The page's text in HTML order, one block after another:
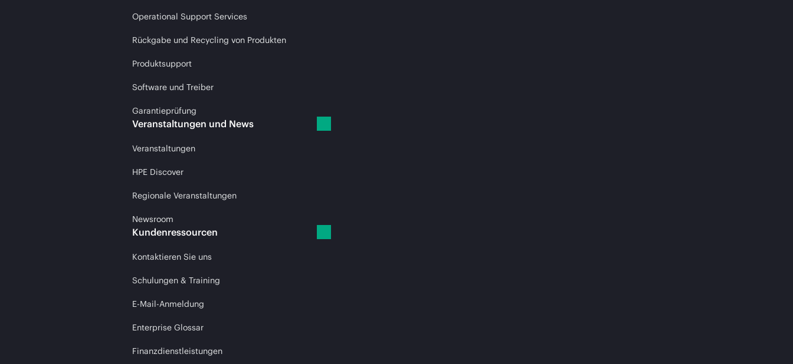
Operational Support Services
Rückgabe und Recycling von Produkten
Produktsupport
Software und Treiber
Garantieprüfung
Veranstaltungen und News
Veranstaltungen
HPE Discover
Regionale Veranstaltungen
Newsroom
Kundenressourcen
Kontaktieren Sie uns
Schulungen & Training
E-Mail-Anmeldung
Enterprise Glossar
Finanzdienstleistungen